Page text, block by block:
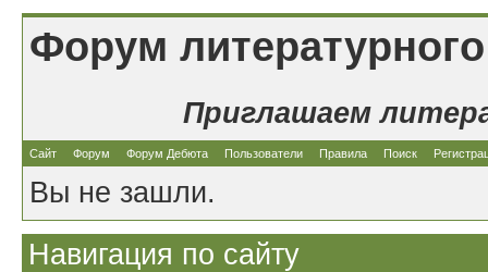
Форум
Приглашаем
Сайт Форум Форум Дебюта Пользователи Правила Поиск
Вы не зашли.
Навигация по сайту